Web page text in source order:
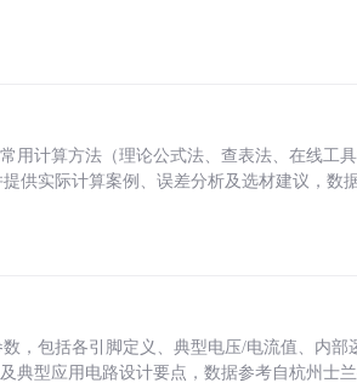
用计算方法（理论公式法、查表法、在线工
供实际计算案例、误差分析及选材建议，数
，包括各引脚定义、典型电压/电流值、内
典型应用电路设计要点，数据参考自杭州士